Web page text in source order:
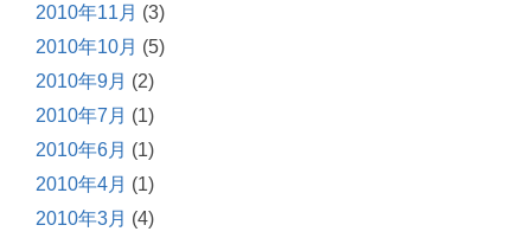
2010年11月 (3)
2010年10月 (5)
2010年9月 (2)
2010年7月 (1)
2010年6月 (1)
2010年4月 (1)
2010年3月 (4)